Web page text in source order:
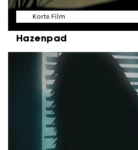
Korte Film
Hazenpad